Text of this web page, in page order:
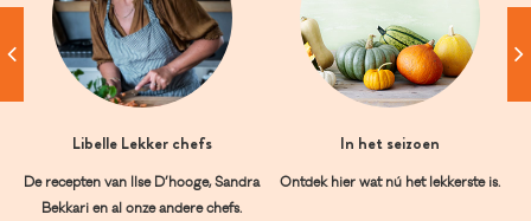
Libelle Lekker chefs
De recepten van Ilse D’hooge, Sandra
Bekkari en al onze andere chefs.
In het seizoen
Ontdek hier wat nú het lekkerste is.